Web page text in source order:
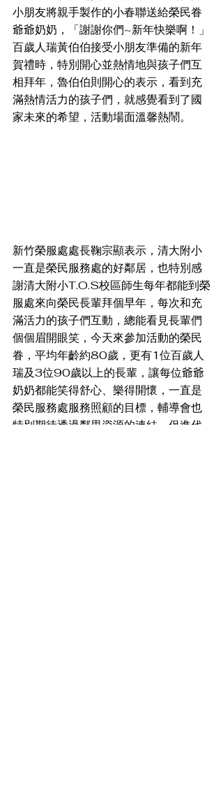
小朋友將親手製作的小春聯送給榮民眷
爺爺奶奶，「謝謝你們~新年快樂啊！」
百歲人瑞黃伯伯接受小朋友準備的新年
賀禮時，特別開心並熱情地與孩子們互
相拜年，魯伯伯則開心的表示，看到充
滿熱情活力的孩子們，就感覺看到了國
家未來的希望，活動場面溫馨熱鬧。
新竹榮服處處長鞠宗顯表示，清大附小
一直是榮民服務處的好鄰居，也特別感
謝清大附小T.O.S校區師生每年都能到榮
服處來向榮民長輩拜個早年，每次和充
滿活力的孩子們互動，總能看見長輩們
個個眉開眼笑，今天來參加活動的榮民
眷，平均年齡約80歲，更有1位百歲人
瑞及3位90歲以上的長輩，讓每位爺爺
奶奶都能笑得舒心、樂得開懷，一直是
榮民服務處服務照顧的目標，輔導會也
特別期待透過鄰里資源的連結，促進代